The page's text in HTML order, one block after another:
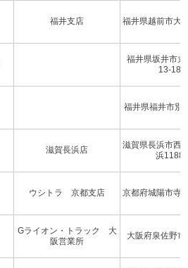
福井支店 福井県越前市大
福井県坂井市
13-18-2
福井県福井市別
滋賀長浜店
滋賀県長浜市西
浜1188-
ウシトラ 京都支店 京都府城陽市寺
Gライオン・トラック 大
阪営業所
大阪府泉佐野